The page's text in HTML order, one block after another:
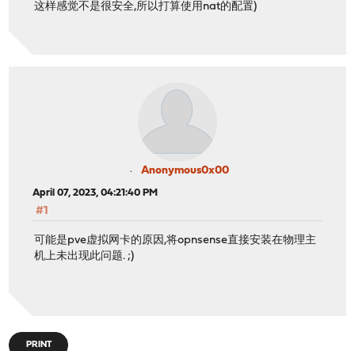
这样感觉不是很安全,所以打算使用nat的配置)
Anonymous0x00
April 07, 2023, 04:21:40 PM
#1
可能是pve虚拟网卡的原因,将opnsense直接安装在物理主
机上未出现此问题. ;)
PRINT